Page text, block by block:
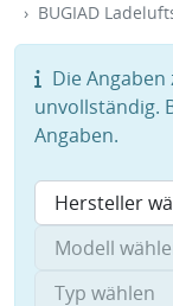
BUGIAD
Die
unvollständig.
Angaben.